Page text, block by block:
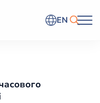
EN